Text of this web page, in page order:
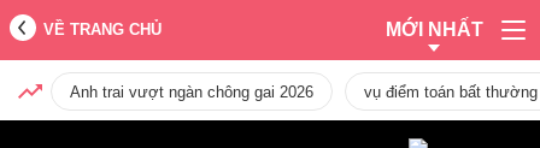
VỀ TRANG CHỦ MỚI NHẤT
Anh trai vượt ngàn chông gai 2026 vụ điểm toán bất